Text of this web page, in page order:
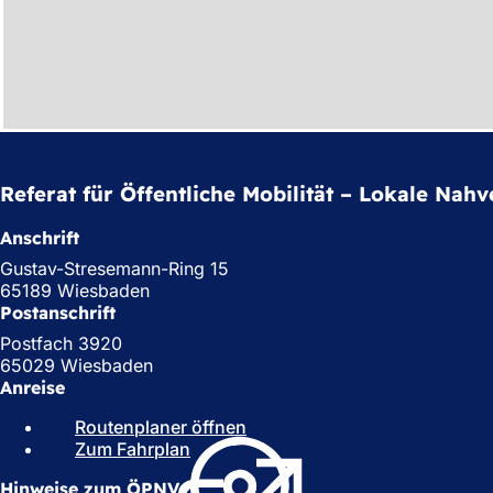
Referat für Öffentliche Mobilität – Lokale
Anschrift
Gustav-Stresemann-Ring 15
65189 Wiesbaden
Postanschrift
Postfach 3920
65029 Wiesbaden
Anreise
Routenplaner öffnen
Ö
f
Zum Fahrplan
Ö